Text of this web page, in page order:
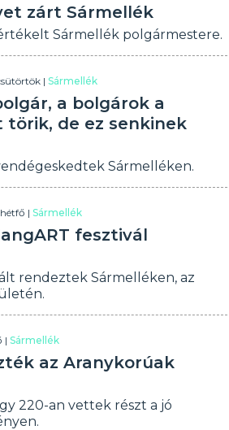
zárt Sármellék
Sármellék polgármestere.
|Sármellék
a bolgárok a
törik, de ez senkinek
Sármelléken.
hétfő |Sármellék
fesztivál
rendeztek Sármelléken, az
|Sármellék
az Aranykorúak
220-an vettek részt a jó